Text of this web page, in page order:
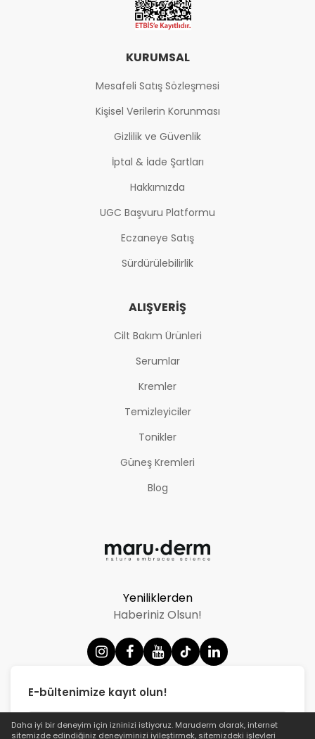
KURUMSAL
Mesafeli Satış Sözleşmesi
Kişisel Verilerin Korunması
Gizlilik ve Güvenlik
İptal & İade Şartları
Hakkımızda
UGC Başvuru Platformu
Eczaneye Satış
Sürdürülebilirlik
ALIŞVERIŞ
Cilt Bakım Ürünleri
Serumlar
Kremler
Temizleyiciler
Tonikler
Güneş Kremleri
Blog
Yeniliklerden
Haberiniz Olsun!
E-bültenimize kayıt olun!
Daha iyi bir deneyim için izninizi istiyoruz. Maruderm olarak, internet
sitemizde edindiğiniz deneyiminizi iyileştirmek, sitemizdeki işlevleri